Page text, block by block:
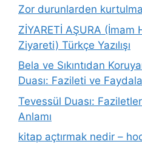
Zor durunlarden
ZİYARETİ AŞURA (İmam
Ziyareti) Türkçe Yazılışı
Bela ve Sıkıntıdan
Duası: Fazileti ve
Tevessül Duası:
Anlamı
kitap açtırmak nedir –